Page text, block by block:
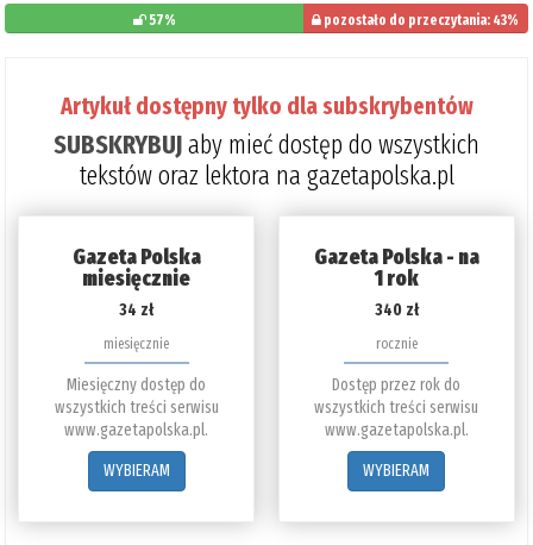
57% pozostało do przeczytania: 43%
Artykuł dostępny tylko dla subskrybentów
SUBSKRYBUJaby mieć dostęp do wszystkich
tekstów oraz lektora na gazetapolska.pl
Gazeta Polska
miesięcznie
34 zł
miesięcznie
Miesięczny dostęp do
wszystkich treści serwisu
www.gazetapolska.pl.
WYBIERAM
Gazeta Polska - na
1 rok
340 zł
rocznie
Dostęp przez rok do
wszystkich treści serwisu
www.gazetapolska.pl.
WYBIERAM